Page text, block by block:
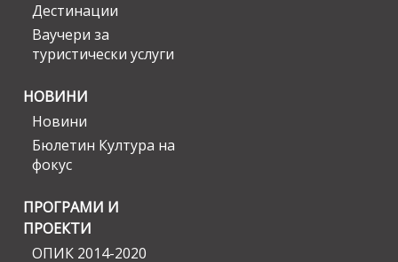
Дестинации
Ваучери за
туристически услуги
НОВИНИ
Новини
Бюлетин Култура на
фокус
ПРОГРАМИ И
ПРОЕКТИ
ОПИК 2014-2020